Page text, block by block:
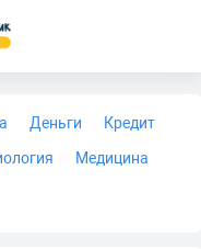
Деньги
Кредит
Медицина